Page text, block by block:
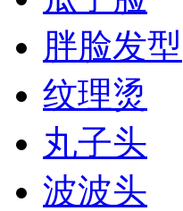
胖脸发型
纹理烫
丸子头
波波头